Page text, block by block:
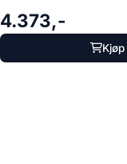
4.373,-
Kjøp